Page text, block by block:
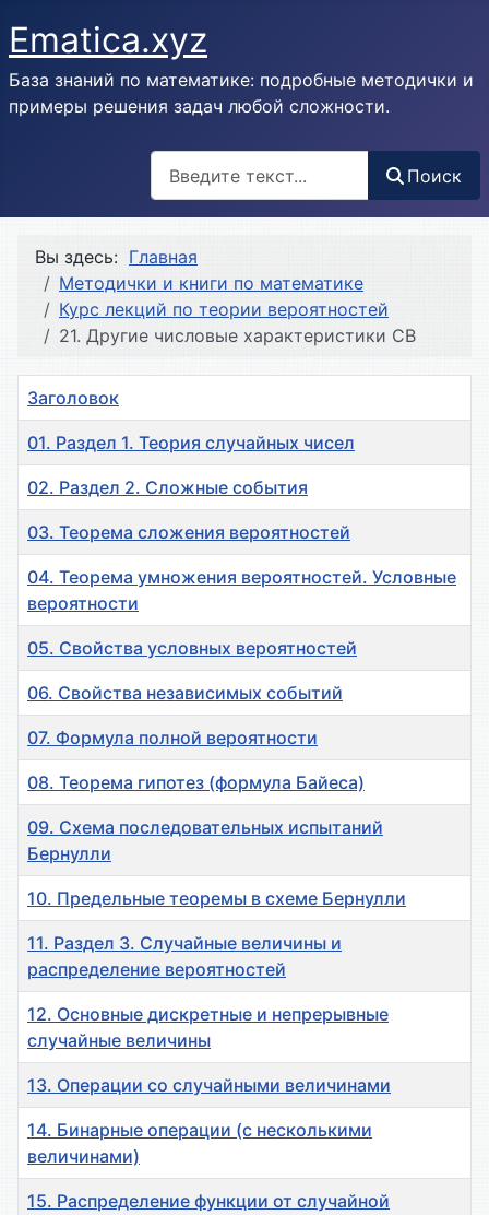
Ematica.xyz
База знаний по математике: подробные методички и
примеры решения задач любой сложности.
Поиск
Вы здесь: Главная
Методички и книги по математике
Курс лекций по теории вероятностей
21. Другие числовые характеристики СВ
Заголовок
01. Раздел 1. Теория случайных чисел
02. Раздел 2. Сложные события
03. Теорема сложения вероятностей
04. Теорема умножения вероятностей. Условные
вероятности
05. Свойства условных вероятностей
06. Свойства независимых событий
07. Формула полной вероятности
08. Теорема гипотез (формула Байеса)
09. Схема последовательных испытаний
Бернулли
10. Предельные теоремы в схеме Бернулли
11. Раздел 3. Случайные величины и
распределение вероятностей
12. Основные дискретные и непрерывные
случайные величины
13. Операции со случайными величинами
14. Бинарные операции (с несколькими
величинами)
15. Распределение функции от случайной